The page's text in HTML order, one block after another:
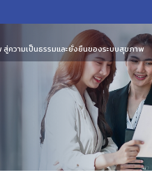
ความเป็นธรรมและยั่งยืนของระบบสุขภาพ